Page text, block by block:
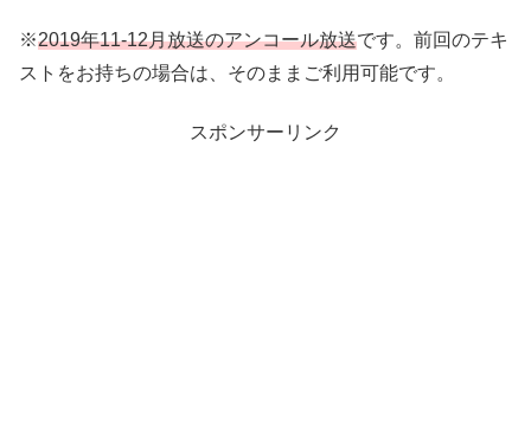
※2019年11-12月放送のアンコール放送です。前回のテキ
ストをお持ちの場合は、そのままご利用可能です。
スポンサーリンク